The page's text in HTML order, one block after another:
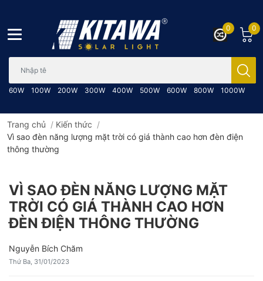
60W 100W 200W 300W 400W 500W 600W 800W 1000W
0
0
Trang chủ / Kiến thức /
Vì sao đèn năng lượng mặt trời có giá thành cao hơn đèn điện
thông thường
VÌ SAO ĐÈN NĂNG LƯỢNG MẶT
TRỜI CÓ GIÁ THÀNH CAO HƠN
ĐÈN ĐIỆN THÔNG THƯỜNG
Nguyễn Bích Chăm
Thứ Ba, 31/01/2023